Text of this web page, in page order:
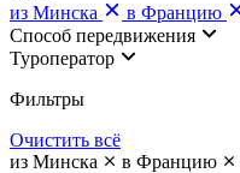
из Минска
в Францию
Cпособ передвижения
Туроператор
Фильтры
Очистить всё
из Минска
в Францию